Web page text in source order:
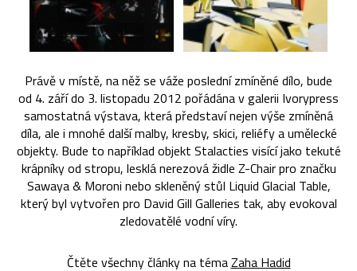
Právě v místě, na něž se váže poslední zmíněné dílo, bude
od 4. září do 3. listopadu 2012 pořádána v galerii Ivorypress
samostatná výstava, která představí nejen výše zmíněná
díla, ale i mnohé další malby, kresby, skici, reliéfy a umělecké
objekty. Bude to například objekt Stalacties visící jako tekuté
krápníky od stropu, lesklá nerezová židle Z-Chair pro značku
Sawaya & Moroni nebo skleněný stůl Liquid Glacial Table,
který byl vytvořen pro David Gill Galleries tak, aby evokoval
zledovatělé vodní víry.
Čtěte všechny články na témaZaha Hadid